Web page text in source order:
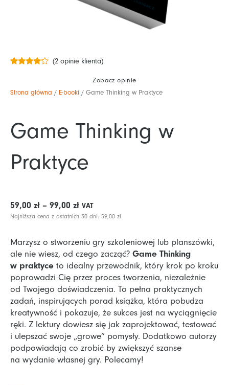
podstawie
(2opinie klienta)
Zobacz opinie
Strona główna / E-booki / Game Thinking w Praktyce
Game Thinking w
Praktyce
59,00 zł – 99,00 złZakres
cen:
do 99,00 zł
VAT
Najniższa cena z ostatnich 30 dni: 59,00 zł.
Marzysz o stworzeniu gry szkoleniowej lub planszówki,
ale nie wiesz, od czego zacząć? Game Thinking
w praktyce to idealny przewodnik, który krok po kroku
poprowadzi Cię przez proces tworzenia, niezależnie
od Twojego doświadczenia. To pełna praktycznych
zadań, inspirujących porad książka, która pobudza
kreatywność i pokazuje, że sukces jest na wyciągnięcie
ręki. Z lektury dowiesz się jak zaprojektować, testować
i ulepszać swoje „growe” pomysły. Dodatkowo autorzy
podpowiadają co zrobić by zwiększyć szanse
na wydanie własnej gry. Polecamy!